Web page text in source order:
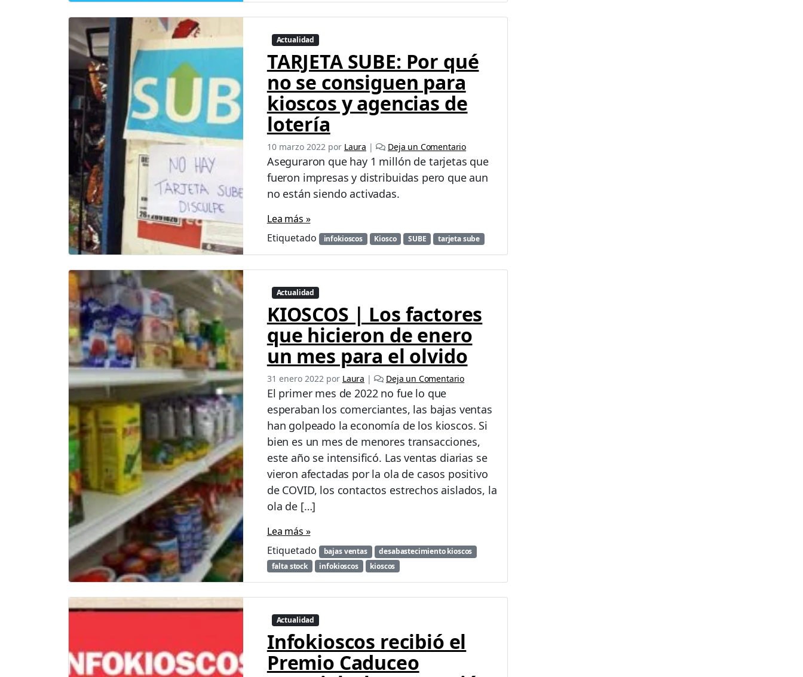
Actualidad
TARJETA SUBE: Por qué
no se consiguen para
kioscos y agencias de
lotería
10 marzo 2022por Laura | Deja un Comentario
Aseguraron que hay 1 millón de tarjetas que
fueron impresas y distribuidas pero que aun
no están siendo activadas.
Lea más »
Etiquetado
infokioscos Kiosco SUBE tarjeta sube
Actualidad
KIOSCOS | Los factores
que hicieron de enero
un mes para el olvido
31 enero 2022por Laura | Deja un Comentario
El primer mes de 2022 no fue lo que
esperaban los comerciantes, las bajas ventas
han golpeado la economía de los kioscos. Si
bien es un mes de menores transacciones,
este año se intensificó. Las ventas diarias se
vieron afectadas por la ola de casos positivo
de COVID, los contactos estrechos aislados, la
ola de […]
Lea más »
Etiquetado
bajas ventas
desabastecimiento kioscos
falta stock
infokioscos kioscos
Actualidad
Infokioscos recibió el
Premio Caduceo